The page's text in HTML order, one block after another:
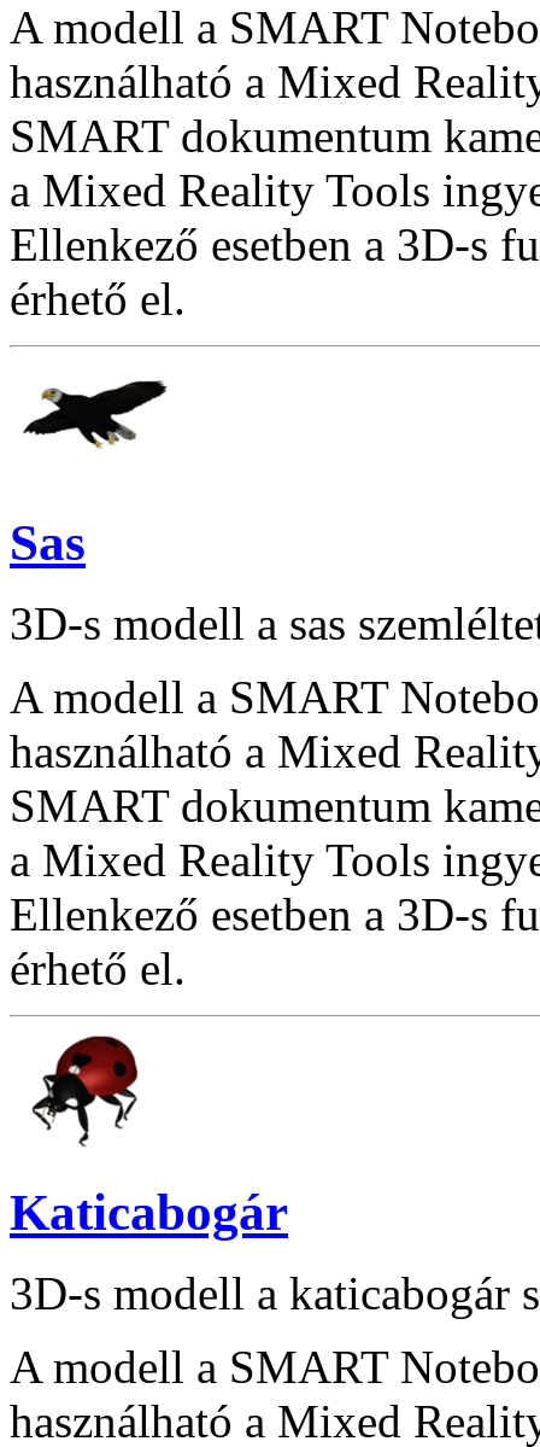
A modell a SMART
használható a Mixed
SMART dokumentum
a Mixed Reality Tools
Ellenkező esetben a 3D-s
érhető el.
Sas
3D-s modell a sas
A modell a SMART
használható a Mixed
SMART dokumentum
a Mixed Reality Tools
Ellenkező esetben a 3D-s
érhető el.
Katicabogár
3D-s modell a katicabogár
A modell a SMART
használható a Mixed